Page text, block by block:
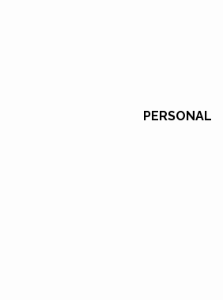
PERSONAL